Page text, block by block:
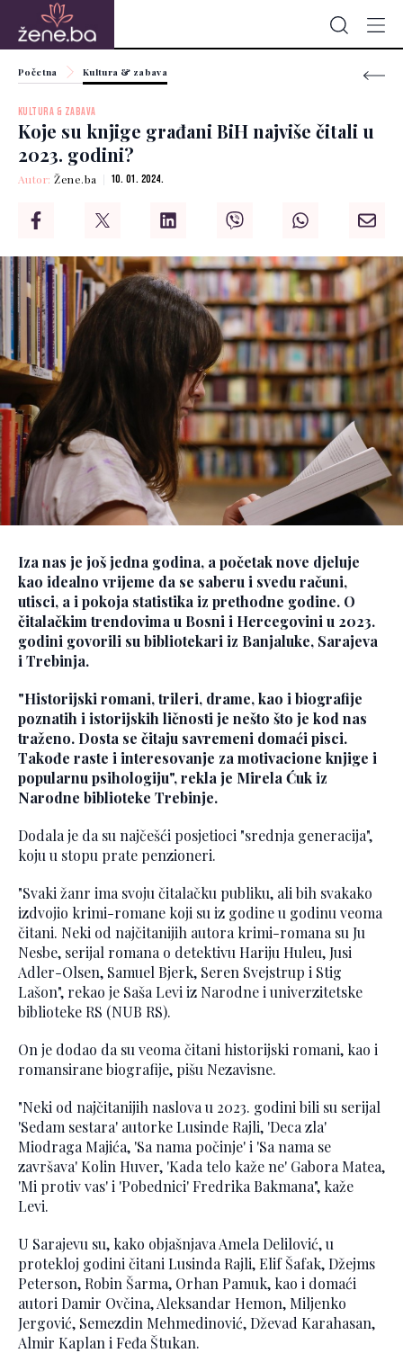
Početna Kultura & zabava
KULTURA & ZABAVA
Koje su knjige građani BiH najviše čitali u
2023. godini?
Autor:Žene.ba 10. 01. 2024.
Iza nas je još jedna godina, a početak nove djeluje
kao idealno vrijeme da se saberu i svedu računi,
utisci, a i pokoja statistika iz prethodne godine. O
čitalačkim trendovima u Bosni i Hercegovini u 2023.
godini govorili su bibliotekari iz Banjaluke, Sarajeva
i Trebinja.
"Historijski romani, trileri, drame, kao i biografije
poznatih i istorijskih ličnosti je nešto što je kod nas
traženo. Dosta se čitaju savremeni domaći pisci.
Takođe raste i interesovanje za motivacione knjige i
popularnu psihologiju", rekla je Mirela Ćuk iz
Narodne biblioteke Trebinje.
Dodala je da su najčešći posjetioci "srednja generacija",
koju u stopu prate penzioneri.
"Svaki žanr ima svoju čitalačku publiku, ali bih svakako
izdvojio krimi-romane koji su iz godine u godinu veoma
čitani. Neki od najčitanijih autora krimi-romana su Ju
Nesbe, serijal romana o detektivu Hariju Huleu, Jusi
Adler-Olsen, Samuel Bjerk, Seren Svejstrup i Stig
Lašon", rekao je Saša Levi iz Narodne i univerzitetske
biblioteke RS (NUB RS).
On je dodao da su veoma čitani historijski romani, kao i
romansirane biografije, pišu Nezavisne.
"Neki od najčitanijih naslova u 2023. godini bili su serijal
'Sedam sestara' autorke Lusinde Rajli, 'Deca zla'
Miodraga Majića, 'Sa nama počinje' i 'Sa nama se
završava' Kolin Huver, 'Kada telo kaže ne' Gabora Matea,
'Mi protiv vas' i 'Pobednici' Fredrika Bakmana", kaže
Levi.
U Sarajevu su, kako objašnjava Amela Delilović, u
protekloj godini čitani Lusinda Rajli, Elif Šafak, Džejms
Peterson, Robin Šarma, Orhan Pamuk, kao i domaći
autori Damir Ovčina, Aleksandar Hemon, Miljenko
Jergović, Semezdin Mehmedinović, Dževad Karahasan,
Almir Kaplan i Feđa Štukan.